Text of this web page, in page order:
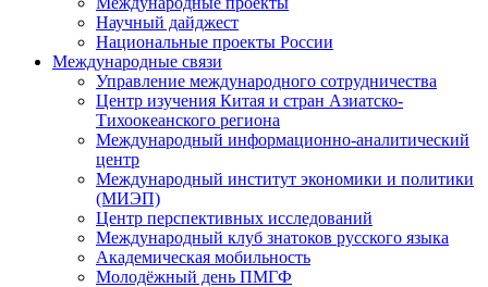
Научный дайджест
Национальные проекты России
Международные связи
Управление международного сотрудничества
Центр изучения Китая и стран Азиатско-
Тихоокеанского региона
Международный информационно-аналитический
центр
Международный институт экономики и политики
(МИЭП)
Центр перспективных исследований
Международный клуб знатоков русского языка
Академическая мобильность
Молодёжный день ПМГФ